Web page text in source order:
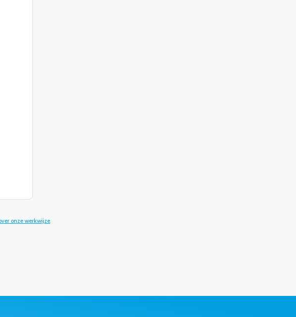
onze werkwijze.